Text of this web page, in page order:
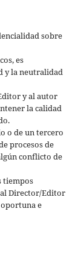
sobre
es
y la neutralidad
y al autor
la calidad
o de un tercero
procesos de
conflicto de
tiempos
Director/Editor
e